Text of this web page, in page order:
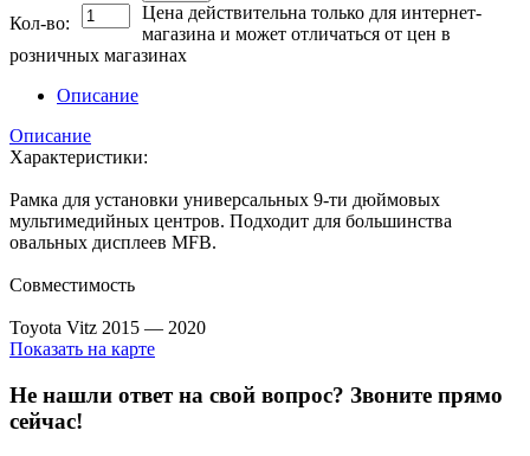
Кол-во:
Цена действительна только для интернет-
магазина и может отличаться от цен в
розничных магазинах
Описание
Описание
Характеристики:
Рамка для установки универсальных 9-ти дюймовых
мультимедийных центров. Подходит для большинства
овальных дисплеев MFB.
Совместимость
Toyota Vitz 2015 — 2020
Показать на карте
Не нашли ответ на свой вопрос? Звоните прямо
сейчас!